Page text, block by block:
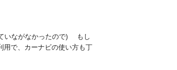
いながなかったので) もし
で、カーナビの使い方も丁